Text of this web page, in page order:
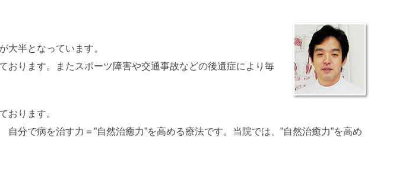
大半となっています。
おります。またスポーツ障害や交通事故などの後遺症により毎
おります。
で病を治す力＝”自然治癒力”を高める療法です。当院では、”自然治癒力”を高め